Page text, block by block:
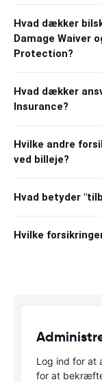
Hvad dækker
Damage Waiver
Protection?
Hvad dækker
Insurance?
Hvilke andre
ved billeje?
Hvad betyder
Hvilke
Log ind for at
for at